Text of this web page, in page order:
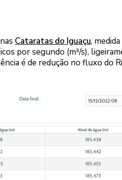
Cataratas do Iguaçu,
por segundo (m³/s),
é de redução no fluxo do